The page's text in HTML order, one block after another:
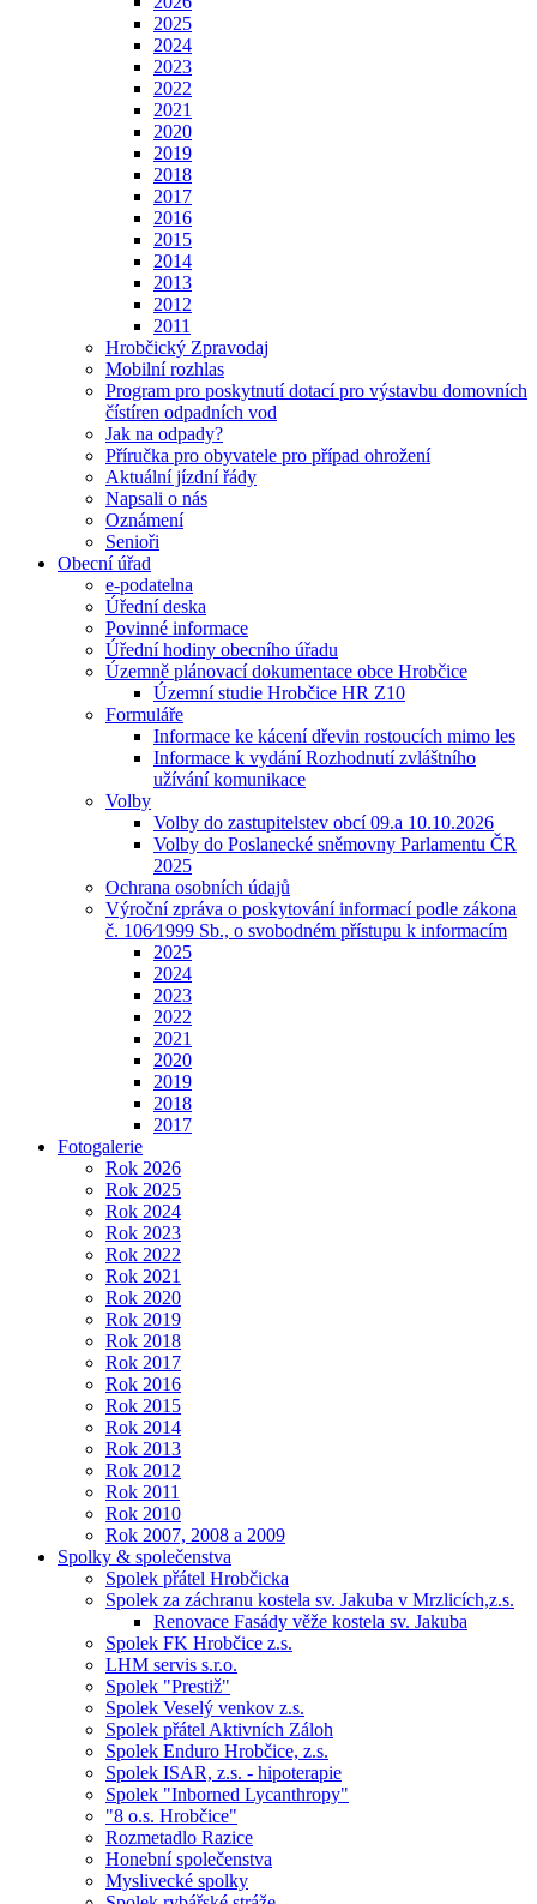
2025
2024
2023
2022
2021
2020
2019
2018
2017
2016
2015
2014
2013
2012
2011
Hrobčický Zpravodaj
Mobilní rozhlas
Program pro poskytnutí dotací pro výstavbu domovních
čístíren odpadních vod
Jak na odpady?
Příručka pro obyvatele pro případ ohrožení
Aktuální jízdní řády
Napsali o nás
Oznámení
Senioři
Obecní úřad
e-podatelna
Úřední deska
Povinné informace
Úřední hodiny obecního úřadu
Územně plánovací dokumentace obce Hrobčice
Územní studie Hrobčice HR Z10
Formuláře
Informace ke kácení dřevin rostoucích mimo les
Informace k vydání Rozhodnutí zvláštního
užívání komunikace
Volby
Volby do zastupitelstev obcí 09.a 10.10.2026
Volby do Poslanecké sněmovny Parlamentu ČR
2025
Ochrana osobních údajů
Výroční zpráva o poskytování informací podle zákona
č. 106⁄1999 Sb., o svobodném přístupu k informacím
2025
2024
2023
2022
2021
2020
2019
2018
2017
Fotogalerie
Rok 2026
Rok 2025
Rok 2024
Rok 2023
Rok 2022
Rok 2021
Rok 2020
Rok 2019
Rok 2018
Rok 2017
Rok 2016
Rok 2015
Rok 2014
Rok 2013
Rok 2012
Rok 2011
Rok 2010
Rok 2007, 2008 a 2009
Spolky & společenstva
Spolek přátel Hrobčicka
Spolek za záchranu kostela sv. Jakuba v Mrzlicích,z.s.
Renovace Fasády věže kostela sv. Jakuba
Spolek FK Hrobčice z.s.
LHM servis s.r.o.
Spolek "Prestiž"
Spolek Veselý venkov z.s.
Spolek přátel Aktivních Záloh
Spolek Enduro Hrobčice, z.s.
Spolek ISAR, z.s. - hipoterapie
Spolek "Inborned Lycanthropy"
"8 o.s. Hrobčice"
Rozmetadlo Razice
Honební společenstva
Myslivecké spolky